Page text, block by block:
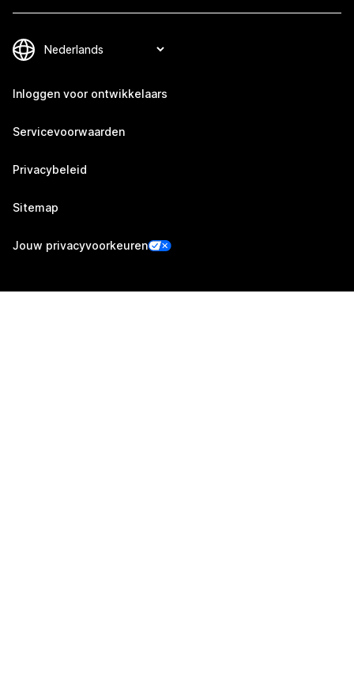
Inloggen voor ontwikkelaars
Servicevoorwaarden
Privacybeleid
Sitemap
Jouw privacyvoorkeuren